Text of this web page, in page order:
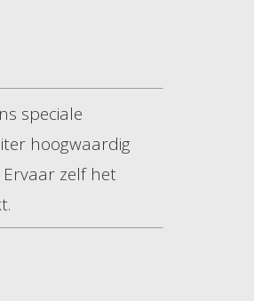
speciale
hoogwaardig
zelf het